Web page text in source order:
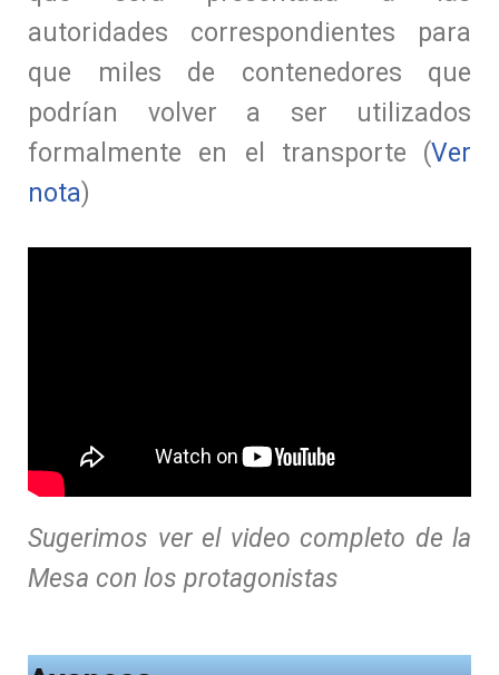
autoridades correspondientes para
que miles de contenedores que
podrían volver a ser utilizados
formalmente en el transporte (Ver
nota)
Sugerimos ver el video completo de la
Mesa con los protagonistas